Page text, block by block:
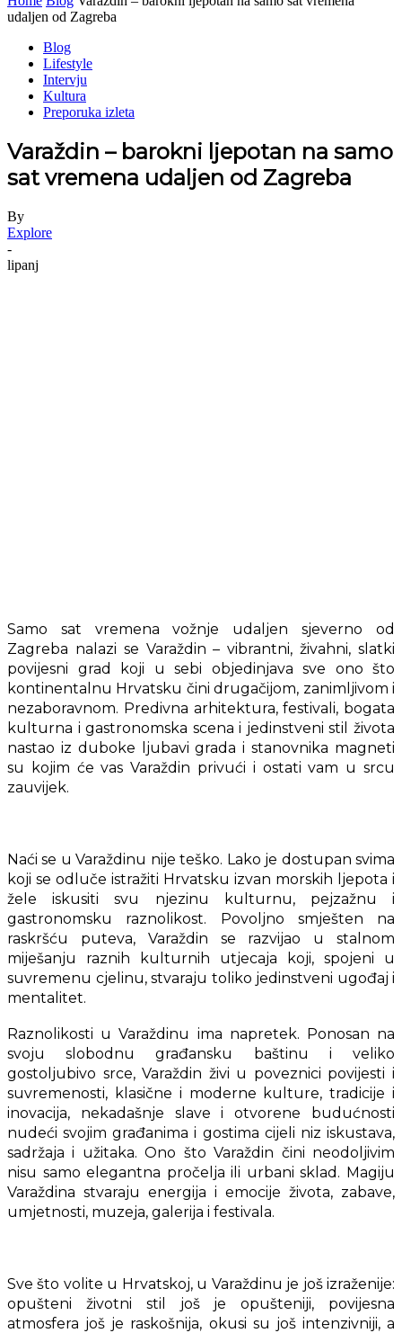
udaljen od Zagreba
Blog
Lifestyle
Intervju
Kultura
Preporuka izleta
Varaždin – barokni ljepotan na samo
sat vremena udaljen od Zagreba
By
Explore
-
lipanj
Samo sat vremena vožnje udaljen sjeverno od
Zagreba nalazi se Varaždin – vibrantni, živahni, slatki
povijesni grad koji u sebi objedinjava sve ono što
kontinentalnu Hrvatsku čini drugačijom, zanimljivom i
nezaboravnom. Predivna arhitektura, festivali, bogata
kulturna i gastronomska scena i jedinstveni stil života
nastao iz duboke ljubavi grada i stanovnika magneti
su kojim će vas Varaždin privući i ostati vam u srcu
zauvijek.
Naći se u Varaždinu nije teško. Lako je dostupan svima
koji se odluče istražiti Hrvatsku izvan morskih ljepota i
žele iskusiti svu njezinu kulturnu, pejzažnu i
gastronomsku raznolikost. Povoljno smješten na
raskršću puteva, Varaždin se razvijao u stalnom
miješanju raznih kulturnih utjecaja koji, spojeni u
suvremenu cjelinu, stvaraju toliko jedinstveni ugođaj i
mentalitet.
Raznolikosti u Varaždinu ima napretek. Ponosan na
svoju slobodnu građansku baštinu i veliko
gostoljubivo srce, Varaždin živi u poveznici povijesti i
suvremenosti, klasične i moderne kulture, tradicije i
inovacija, nekadašnje slave i otvorene budućnosti
nudeći svojim građanima i gostima cijeli niz iskustava,
sadržaja i užitaka. Ono što Varaždin čini neodoljivim
nisu samo elegantna pročelja ili urbani sklad. Magiju
Varaždina stvaraju energija i emocije života, zabave,
umjetnosti, muzeja, galerija i festivala.
Sve što volite u Hrvatskoj, u Varaždinu je još izraženije:
opušteni životni stil još je opušteniji, povijesna
atmosfera još je raskošnija, okusi su još intenzivniji, a